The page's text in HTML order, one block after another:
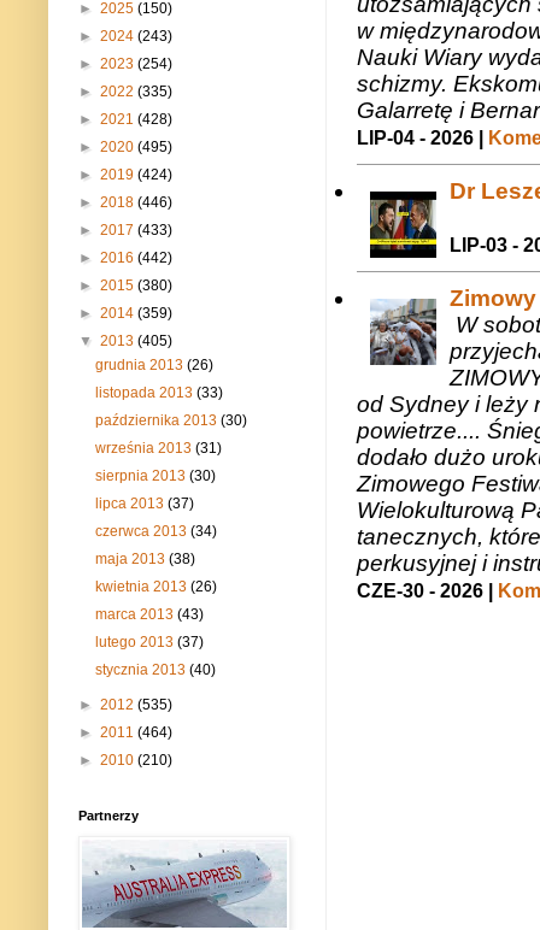
w
Nauki Wiary
schizmy.
Galarretę i
LIP-04 - 2026 |
Dr
LIP-03 -
W
od Sydney i leży
powietrze....
dodało dużo
Zimowego
Wielokulturową
tanecznych,
perkusyjnej i
CZE-30 - 2026 |
► 2025 (150)
► 2024 (243)
► 2023 (254)
► 2022 (335)
► 2021 (428)
► 2020 (495)
► 2019 (424)
► 2018 (446)
► 2017 (433)
► 2016 (442)
► 2015 (380)
► 2014 (359)
▼ 2013 (405)
grudnia 2013(26)
listopada 2013(33)
października 2013(30)
września 2013(31)
sierpnia 2013(30)
lipca 2013(37)
czerwca 2013(34)
maja 2013(38)
kwietnia 2013(26)
marca 2013(43)
lutego 2013(37)
stycznia 2013(40)
► 2012 (535)
► 2011 (464)
► 2010 (210)
Partnerzy